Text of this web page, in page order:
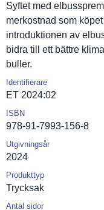
Syftet med
merkostnad som
introdukti­onen av
bidra till ett bättre
buller.
Identifierare
ET 2024:02
ISBN
978-91-7993-156-8
Utgivningsår
2024
Produkttyp
Trycksak
Antal sidor